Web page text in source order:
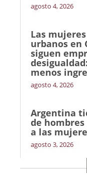
agosto 4, 2026
Las
urbanos en
siguen
menos
agosto 4, 2026
Argentina
de hombres
a las
agosto 3, 2026